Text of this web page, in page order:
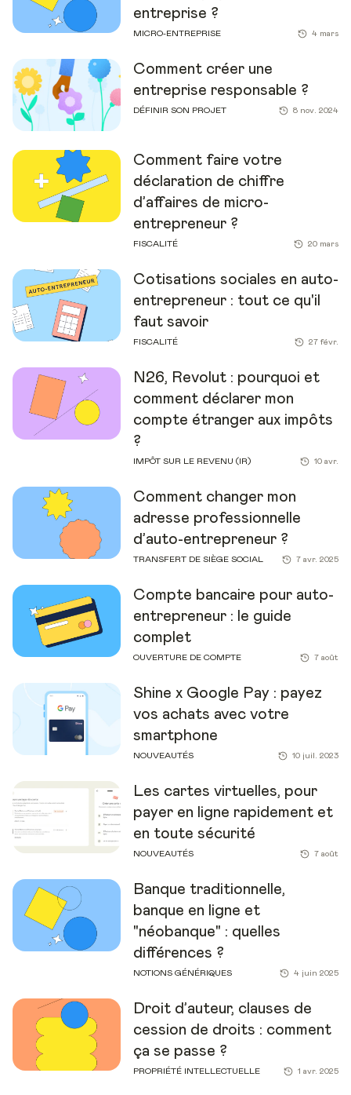
entreprise ?
MICRO-ENTREPRISE 4 mars
Comment créer une
entreprise responsable ?
DÉFINIR SON PROJET 8 nov. 2024
Comment faire votre
déclaration de chiffre
d’affaires de micro-
entrepreneur ?
FISCALITÉ 20 mars
Cotisations sociales en auto-
entrepreneur : tout ce qu'il
faut savoir
FISCALITÉ 27 févr.
N26, Revolut : pourquoi et
comment déclarer mon
compte étranger aux impôts
?
IMPÔT SUR LE REVENU (IR) 10 avr.
Comment changer mon
adresse professionnelle
d’auto-entrepreneur ?
TRANSFERT DE SIÈGE SOCIAL 7 avr. 2025
Compte bancaire pour auto-
entrepreneur : le guide
complet
OUVERTURE DE COMPTE 7 août
Shine x Google Pay : payez
vos achats avec votre
smartphone
NOUVEAUTÉS 10 juil. 2023
Les cartes virtuelles, pour
payer en ligne rapidement et
en toute sécurité
NOUVEAUTÉS 7 août
Banque traditionnelle,
banque en ligne et
"néobanque" : quelles
différences ?
NOTIONS GÉNÉRIQUES 4 juin 2025
Droit d’auteur, clauses de
cession de droits : comment
ça se passe ?
PROPRIÉTÉ INTELLECTUELLE 1 avr. 2025